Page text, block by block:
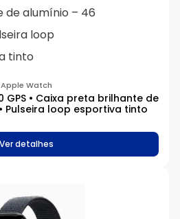
Apple Watch
GPS • Caixa preta brilhante de
Pulseira loop esportiva tinto
Ver detalhes